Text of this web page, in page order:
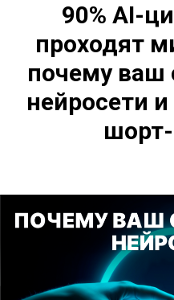
90% AI-
проходят
почему ваш
нейросети